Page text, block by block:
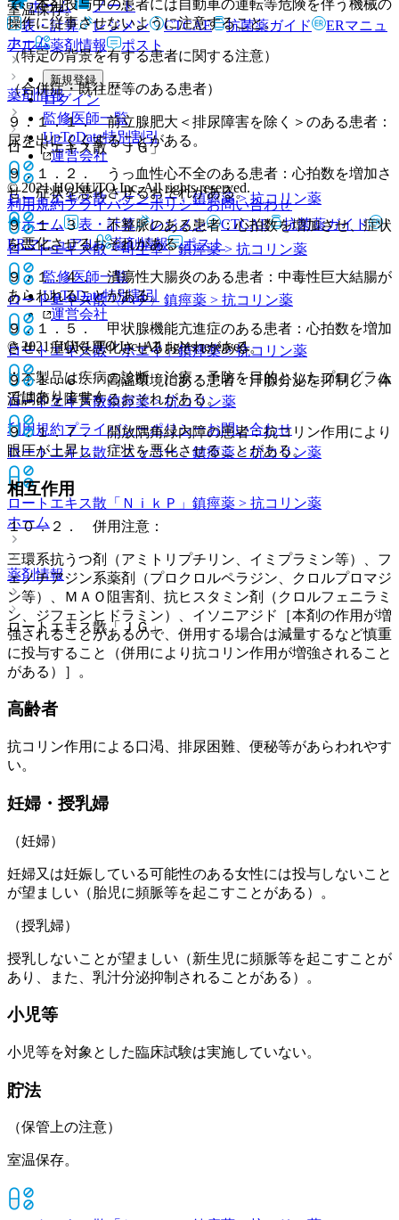
室温保存。
ホーム
薬剤情報
ロートエキス散「ＪＧ」
ロートエキス散「ケンエー」鎮痙薬 > 抗コリン薬
ロートエキス散「司生堂」鎮痙薬 > 抗コリン薬
ロートエキス散〈ハチ〉 鎮痙薬 > 抗コリン薬
ロートエキス散「ホエイ」鎮痙薬 > 抗コリン薬
ロートエキス散鎮痙薬 > 抗コリン薬
ロートエキス散「ニッコー」鎮痙薬 > 抗コリン薬
ロートエキス散「ＮｉｋＰ」 鎮痙薬 > 抗コリン薬
ホーム
薬剤情報
ロートエキス散「ＪＧ」
で、本剤投与中の患者には自動車の運転等危険を伴う機械の
操作に従事させないように注意すること。
（特定の背景を有する患者に関する注意）
（合併症・既往歴等のある患者）
９．１．１． 前立腺肥大＜排尿障害を除く＞のある患者：
尿を出にくくすることがある。
９．１．２． うっ血性心不全のある患者：心拍数を増加さ
せ、症状を悪化させるおそれがある。
９．１．３． 不整脈のある患者：心拍数を増加させ、症状
を悪化させるおそれがある。
９．１．４． 潰瘍性大腸炎のある患者：中毒性巨大結腸が
あらわれることがある。
９．１．５． 甲状腺機能亢進症のある患者：心拍数を増加
させ、症状を悪化させるおそれがある。
９．１．６． 高温環境にある患者：汗腺分泌を抑制し、体
温調節を障害するおそれがある。
９．１．７． 開放隅角緑内障の患者：抗コリン作用により
眼圧が上昇し、症状を悪化させることがある。
相互作用
１０．２． 併用注意：
三環系抗うつ剤（アミトリプチリン、イミプラミン等）、フ
ェノチアジン系薬剤（プロクロルペラジン、クロルプロマジ
ン等）、ＭＡＯ阻害剤、抗ヒスタミン剤（クロルフェニラミ
ン、ジフェンヒドラミン）、イソニアジド［本剤の作用が増
強されることがあるので、併用する場合は減量するなど慎重
に投与すること（併用により抗コリン作用が増強されること
がある）］。
高齢者
抗コリン作用による口渇、排尿困難、便秘等があらわれやす
い。
妊婦・授乳婦
（妊婦）
妊婦又は妊娠している可能性のある女性には投与しないこと
が望ましい（胎児に頻脈等を起こすことがある）。
（授乳婦）
授乳しないことが望ましい（新生児に頻脈等を起こすことが
あり、また、乳汁分泌抑制されることがある）。
小児等
小児等を対象とした臨床試験は実施していない。
貯法
（保管上の注意）
室温保存。
ホーム
ノート
表・計算
レジメン CTCAE 抗菌薬ガイド
ERマニュ
アル
薬剤情報 ポスト
新規登録
ログイン
監修医師一覧
UpToDate特別割引
運営会社
© 2021 HOKUTO Inc. All rights reserved.
利用規約プライバシーポリシーお問い合わせ
ホーム
表・計算 レジメン CTCAE
抗菌薬ガイド
ERマニュアル
薬剤情報 ポスト
監修医師一覧
UpToDate特別割引
運営会社
© 2021 HOKUTO Inc. All rights reserved.
※本製品は疾病の診断・治療・予防を目的としたプログラム
ではありません。
利用規約プライバシーポリシーお問い合わせ